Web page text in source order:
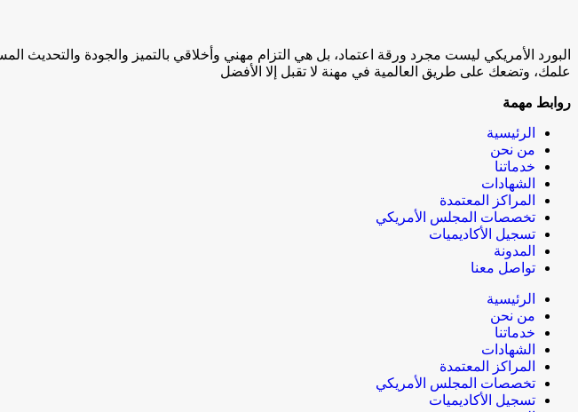
البورد الأمريكي ليست مجرد ورقة اعتماد، بل هي التزام مهني وأخلاقي بالتميز والجودة
علمك، وتضعك على طريق العالمية في مهنة لا تقبل إلا الأفضل
روابط مهمة
الرئيسية
من نحن
خدماتنا
الشهادات
المراكز المعتمدة
تخصصات المجلس الأمريكي
تسجيل الأكاديميات
المدونة
تواصل معنا
الرئيسية
من نحن
خدماتنا
الشهادات
المراكز المعتمدة
تخصصات المجلس الأمريكي
تسجيل الأكاديميات